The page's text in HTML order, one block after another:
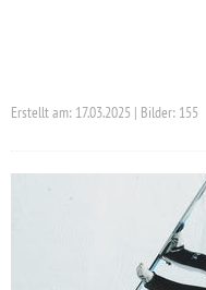
Erstellt am: 17.03.2025 | Bilder: 155